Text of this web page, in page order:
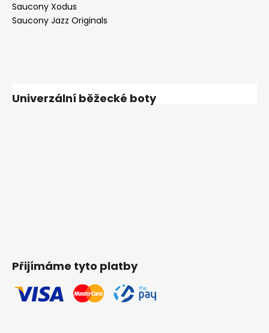
Saucony Xodus
Saucony Jazz Originals
Univerzální běžecké boty
Přijímáme tyto platby